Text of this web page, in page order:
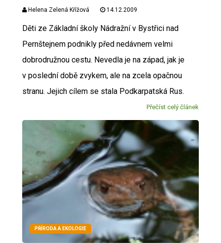
Helena Zelená Křížová 14.12.2009
Děti ze Základní školy Nádražní v Bystřici nad
Pernštejnem podnikly před nedávnem velmi
dobrodružnou cestu. Nevedla je na západ, jak je
v poslední době zvykem, ale na zcela opačnou
stranu. Jejich cílem se stala Podkarpatská Rus.
Přečíst celý článek
PŘÍRODA A EKOLOGIE